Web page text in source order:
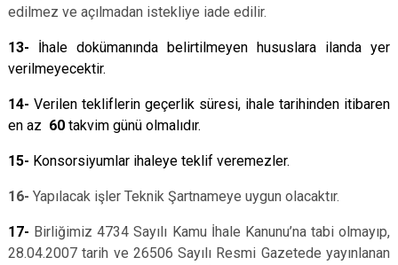
edilmez ve açılmadan istekliye iade edilir.
13- İhale dokümanında belirtilmeyen hususlara ilanda yer
verilmeyecektir.
14- Verilen tekliflerin geçerlik süresi, ihale tarihinden itibaren
en az 60 takvim günü olmalıdır.
15- Konsorsiyumlar ihaleye teklif veremezler.
16- Yapılacak işler Teknik Şartnameye uygun olacaktır.
17- Birliğimiz 4734 Sayılı Kamu İhale Kanunu’na tabi olmayıp,
28.04.2007 tarih ve 26506 Sayılı Resmi Gazetede yayınlanan